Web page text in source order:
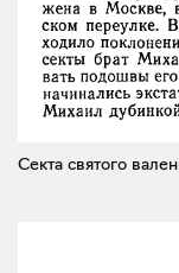
Секта святого